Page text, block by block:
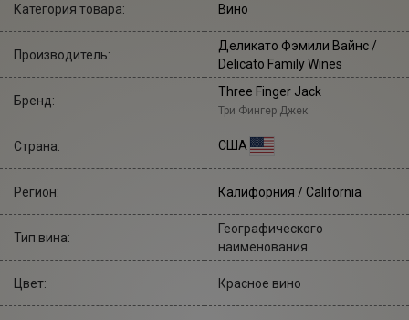
Категория товара: Вино
Производитель:
Деликато Фэмили Вайнс /
Delicato Family Wines
Бренд:
Three Finger Jack
Три Фингер Джек
Страна: США
Регион: Калифорния / California
Тип вина:
Географического
наименования
Цвет: Красное вино